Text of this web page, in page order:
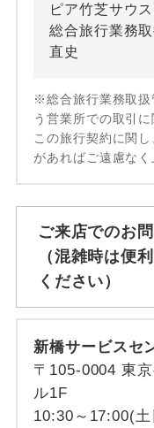
ピア竹芝サウ
総合旅行業務
直史
※総合旅行業務取扱
う営業所での取引に
この旅行契約に関
があればご遠慮な
ご来店でのお
（混雑時は便
ください）
新橋サービスセ
〒105-0004 東
ル1F
10:30～17:00(